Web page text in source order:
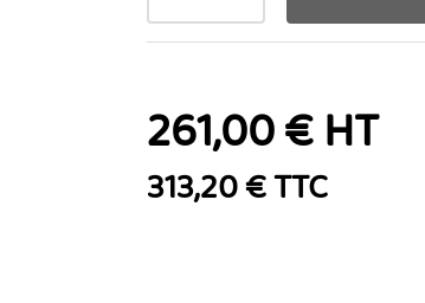
261,00 € HT
313,20 € TTC